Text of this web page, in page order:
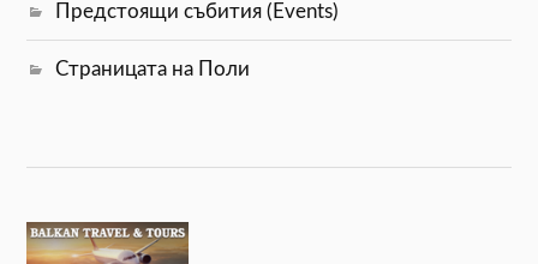
Предстоящи събития (Events)
Страницата на Поли